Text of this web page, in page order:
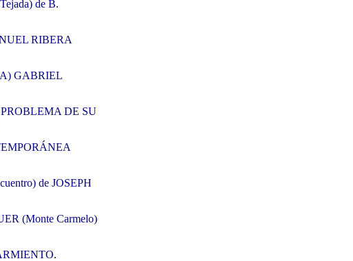
de B.
RIBERA
GABRIEL
DE SU
de JOSEPH
(Monte Carmelo)